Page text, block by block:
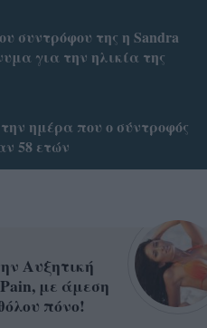
συντρόφου της η Sandra
για την ηλικία της
ημέρα που ο σύντροφός
58 ετών
Αυξητική
με άμεση
πόνο!